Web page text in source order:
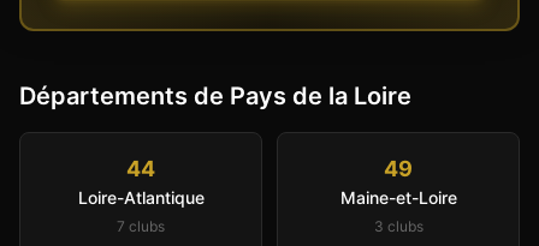
Départements de Pays de la Loire
44
Loire-Atlantique
7 clubs
49
Maine-et-Loire
3 clubs